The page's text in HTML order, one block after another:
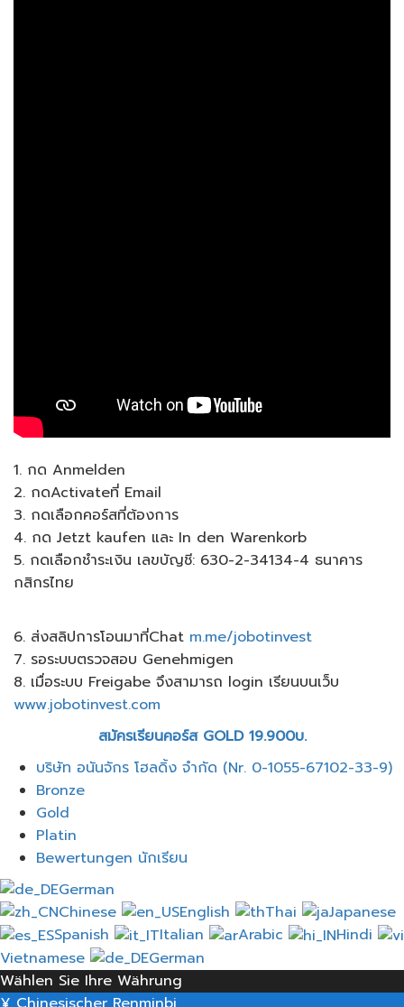
1. กด Anmelden
2. กดActivateที่ Email
3. กดเลือกคอร์สที่ต้องการ
4. กด Jetzt kaufen และ In den Warenkorb
5. กดเลือกชำระเงิน เลขบัญชี: 630-2-34134-4 ธนาคาร
กสิกรไทย
6. ส่งสลิปการโอนมาที่Chat m.me/jobotinvest
7. รอระบบตรวจสอบ Genehmigen
8. เมื่อระบบ Freigabe จึงสามารถ login เรียนบนเว็บ
www.jobotinvest.com
สมัครเรียนคอร์ส GOLD 19.900บ.
Menüบริษัท อนันจักร โฮลดิ้ง จำกัด (Nr. 0-1055-67102-33-9)
Bronze
Gold
Platin
Bewertungen นักเรียน
German
Chinese
English Thai
Japanese
Spanish
Italian Arabic
Hindi
Vietnamese
German
Wählen Sie Ihre Währung